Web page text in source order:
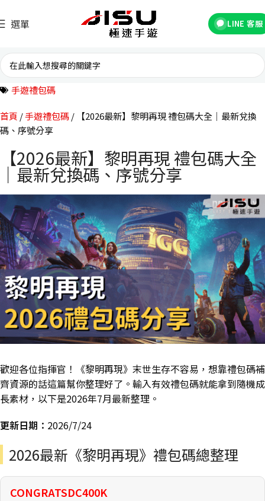
選單 LINE 客服
手遊禮包碼
首頁 手遊禮包碼
【2026最新】黎明再現 禮包碼大全｜最新兌換
碼、序號分享
【2026最新】黎明再現 禮包碼大全
｜最新兌換碼、序號分享
歡迎各位指揮官！《黎明再現》末世生存不容易，想靠禮包碼補
齊資源的話這篇幫你整理好了。輸入有效禮包碼就能拿到隨機成
長素材，以下是2026年7月最新整理。
更新日期： 2026/7/24
2026最新《黎明再現》禮包碼總整理
CONGRATSDC400K